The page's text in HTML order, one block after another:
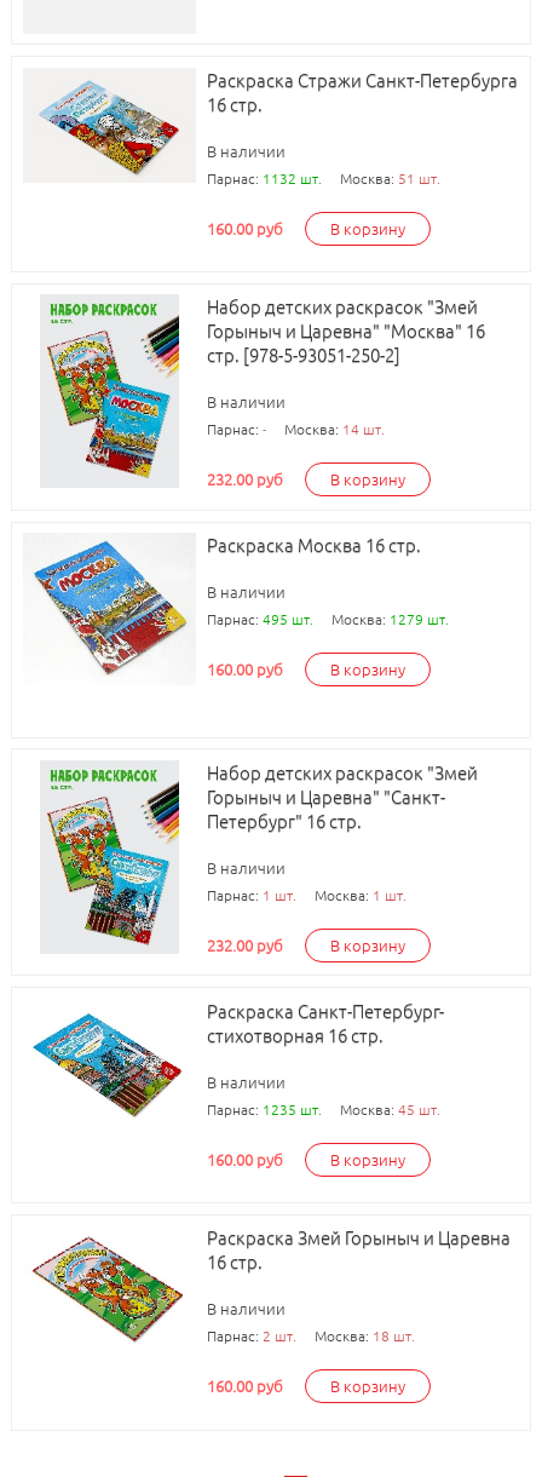
Раскраска Стражи Санкт-Петербурга
16 стр.
В наличии
Парнас: 1132 шт. Москва: 51 шт.
160.00 руб В корзину
Набор детских раскрасок "Змей
Горыныч и Царевна" "Москва" 16
стр. [978-5-93051-250-2]
В наличии
Парнас: - Москва: 14 шт.
232.00 руб В корзину
Раскраска Москва 16 стр.
В наличии
Парнас: 495 шт. Москва: 1279 шт.
160.00 руб В корзину
Набор детских раскрасок "Змей
Горыныч и Царевна" "Санкт-
Петербург" 16 стр.
В наличии
Парнас: 1 шт. Москва: 1 шт.
232.00 руб В корзину
Раскраска Санкт-Петербург-
стихотворная 16 стр.
В наличии
Парнас: 1235 шт. Москва: 45 шт.
160.00 руб В корзину
Раскраска Змей Горыныч и Царевна
16 стр.
В наличии
Парнас: 2 шт. Москва: 18 шт.
160.00 руб В корзину